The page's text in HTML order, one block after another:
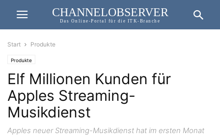
CHANNELOBSERVER
Das Online-Portal für die ITK-Branche
Start Produkte
Produkte
Elf Millionen Kunden für
Apples Streaming-
Musikdienst
Apples neuer Streaming-Musikdienst hat im ersten Monat